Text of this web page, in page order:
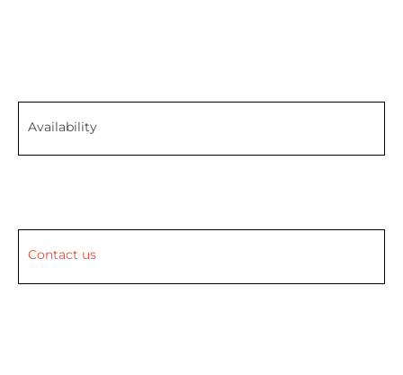
Availability
Contact us